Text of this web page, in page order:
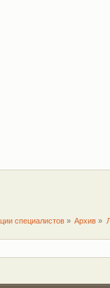
специалистов » Архив »